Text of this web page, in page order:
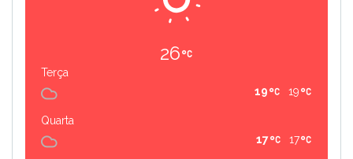
26
Terça
19
19
Quarta
17
17